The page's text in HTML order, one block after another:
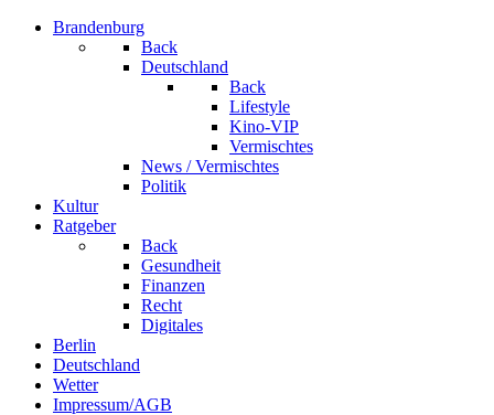
Brandenburg
Back
Deutschland
Back
Lifestyle
Kino-VIP
Vermischtes
News / Vermischtes
Politik
Kultur
Ratgeber
Back
Gesundheit
Finanzen
Recht
Digitales
Berlin
Deutschland
Wetter
Impressum/AGB